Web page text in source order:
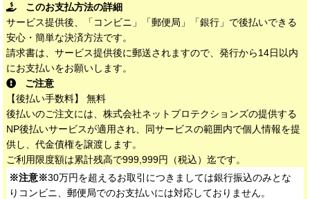
このお支払方法の詳細
サービス提供後、「コンビニ」「郵便局」「銀行」で後払いできる
安心・簡単な決済方法です。
請求書は、サービス提供後に郵送されますので、発行から14日以内
にお支払いをお願いします。
ご注意
【後払い手数料】 無料
後払いのご注文には、株式会社ネットプロテクションズの提供する
NP後払いサービスが適用され、同サービスの範囲内で個人情報を提
供し、代金債権を譲渡します。
ご利用限度額は累計残高で999,999円（税込）迄です。
※注意※30万円を超えるお取引につきましては銀行振込のみとな
りコンビニ、郵便局でのお支払いには対応しておりません。